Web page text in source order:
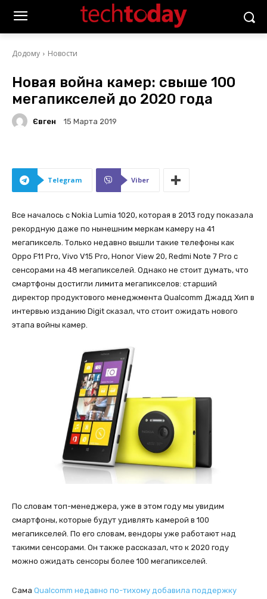
Додому Новости
Новая война камер: свыше 100
мегапикселей до 2020 года
Євген 15 Марта 2019
Telegram Viber
Все началось с Nokia Lumia 1020, которая в 2013 году показала
рекордную даже по нынешним меркам камеру на 41
мегапиксель. Только недавно вышли такие телефоны как
Oppo F11 Pro, Vivo V15 Pro, Honor View 20, Redmi Note 7 Pro с
сенсорами на 48 мегапикселей. Однако не стоит думать, что
смартфоны достигли лимита мегапикселов: старший
директор продуктового менеджмента Qualcomm Джадд Хип в
интервью изданию Digit сказал, что стоит ожидать нового
этапа войны камер.
По словам топ-менеджера, уже в этом году мы увидим
смартфоны, которые будут удивлять камерой в 100
мегапикселей. По его словам, вендоры уже работают над
такими сенсорами. Он также рассказал, что к 2020 году
можно ожидать сенсоры более 100 мегапикселей.
Сама Qualcomm недавно по-тихому добавила поддержку